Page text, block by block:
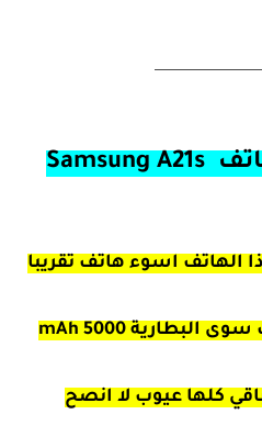
الهاتف اسوء هاتف تقريبا
لا شئ جيد في هاذ الهاتف سوى البطارية 5000 mAh
كلها عيوب لا انصح